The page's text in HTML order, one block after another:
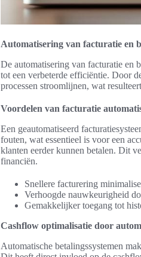
Automatisering van facturatie en
De automatisering van facturatie en
tot een verbeterde efficiëntie. Door
processen stroomlijnen, wat
Voordelen van facturatie
Een geautomatiseerd
fouten, wat essentieel is voor een
klanten eerder kunnen betalen. Dit
financiën.
Snellere facturering
Verhoogde nauwkeurigheid
Gemakkelijker toegang tot
Cashflow optimalisatie door
Automatische betalingssystemen